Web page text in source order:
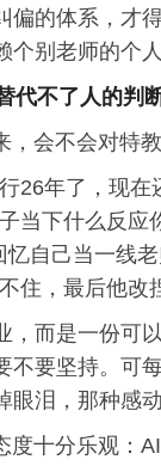
的体系，才
个别老师的个
代不了人的判
，会不会对特
26年了，现
下什么反应
忆自己当一线
住，最后他改
而是一份可
不要坚持。
泪，那种感
十分乐观：